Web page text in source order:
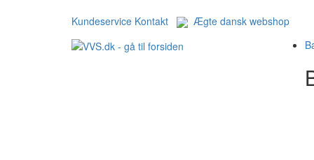
Kundeservice Kontakt
Ægte dansk webshop